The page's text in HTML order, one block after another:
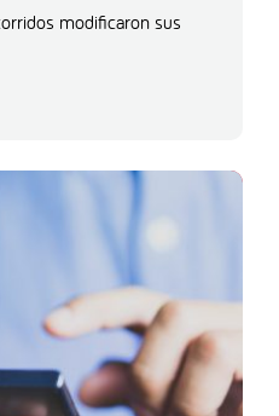
modificaron sus